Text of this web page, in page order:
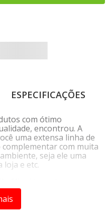
ESPECIFICAÇÕES
com ótimo
encontrou. A
uma extensa linha de
com muita
seja ele uma
loja e etc.
irão garantir muito
Confeccionado em
mais durabilidade, sua